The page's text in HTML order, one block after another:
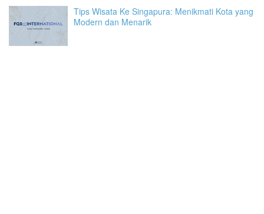
Tips Wisata Ke Singapura: Menikmati Kota yang
Modern dan Menarik